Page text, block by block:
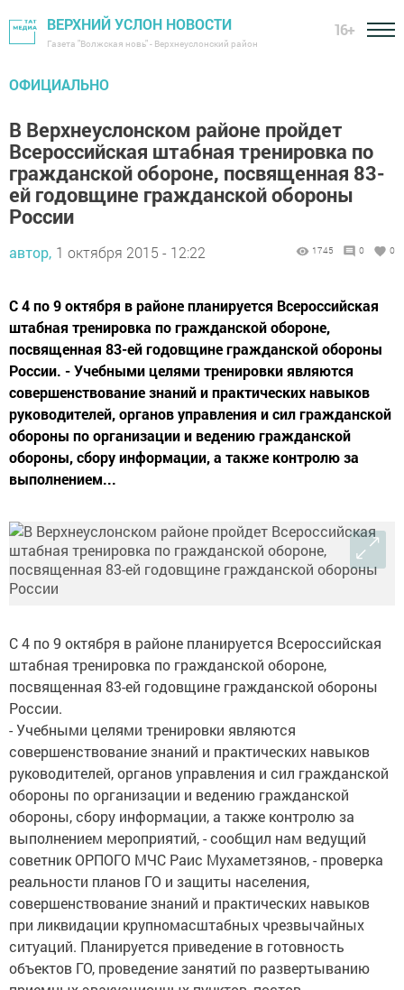
ВЕРХНИЙ УСЛОН НОВОСТИ
Газета "Волжская новь" - Верхнеуслонский район
16+
ОФИЦИАЛЬНО
В Верхнеуслонском районе пройдет
Всероссийская штабная тренировка по
гражданской обороне, посвященная 83-
ей годовщине гражданской обороны
России
автор, 1 октября 2015 - 12:22 1745 0 0
С 4 по 9 октября в районе планируется Всероссийская
штабная тренировка по гражданской обороне,
посвященная 83-ей годовщине гражданской обороны
России. - Учебными целями тренировки являются
совершенствование знаний и практических навыков
руководителей, органов управления и сил гражданской
обороны по организации и ведению гражданской
обороны, сбору информации, а также контролю за
выполнением...
С 4 по 9 октября в районе планируется Всероссийская
штабная тренировка по гражданской обороне,
посвященная 83-ей годовщине гражданской обороны
России.
- Учебными целями тренировки являются
совершенствование знаний и практических навыков
руководителей, органов управления и сил гражданской
обороны по организации и ведению гражданской
обороны, сбору информации, а также контролю за
выполнением мероприятий, - сообщил нам ведущий
советник ОРПОГО МЧС Раис Мухаметзянов, - проверка
реальности планов ГО и защиты населения,
совершенствование знаний и практических навыков
при ликвидации крупномасштабных чрезвычайных
ситуаций. Планируется приведение в готовность
объектов ГО, проведение занятий по развертыванию